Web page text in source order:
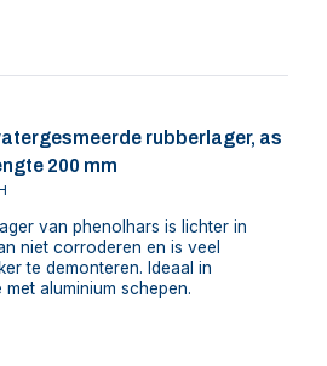
rubberlager, as
200 mm
van phenolhars is lichter in
niet corroderen en is veel
te demonteren. Ideaal in
met aluminium schepen.